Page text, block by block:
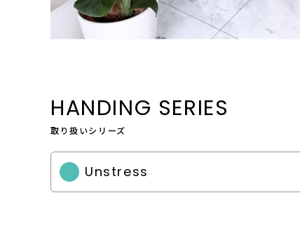
HANDING SERIES
取り扱いシリーズ
Unstress